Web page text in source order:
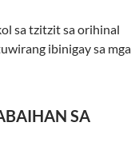
sa tzitzit sa orihinal
ibinigay sa mga
SA